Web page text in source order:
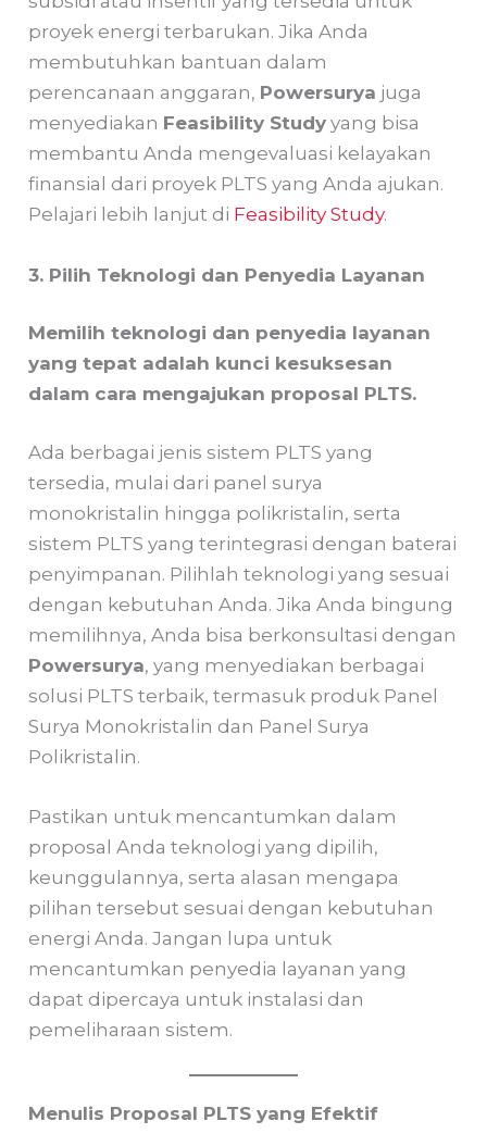
proyek energi terbarukan. Jika Anda
membutuhkan bantuan dalam
perencanaan anggaran, Powersurya juga
menyediakan Feasibility Study yang bisa
membantu Anda mengevaluasi kelayakan
finansial dari proyek PLTS yang Anda ajukan.
Pelajari lebih lanjut di Feasibility Study.
3. Pilih Teknologi dan Penyedia Layanan
Memilih teknologi dan penyedia layanan
yang tepat adalah kunci kesuksesan
dalam cara mengajukan proposal PLTS.
Ada berbagai jenis sistem PLTS yang
tersedia, mulai dari panel surya
monokristalin hingga polikristalin, serta
sistem PLTS yang terintegrasi dengan baterai
penyimpanan. Pilihlah teknologi yang sesuai
dengan kebutuhan Anda. Jika Anda bingung
memilihnya, Anda bisa berkonsultasi dengan
Powersurya, yang menyediakan berbagai
solusi PLTS terbaik, termasuk produk Panel
Surya Monokristalin dan Panel Surya
Polikristalin.
Pastikan untuk mencantumkan dalam
proposal Anda teknologi yang dipilih,
keunggulannya, serta alasan mengapa
pilihan tersebut sesuai dengan kebutuhan
energi Anda. Jangan lupa untuk
mencantumkan penyedia layanan yang
dapat dipercaya untuk instalasi dan
pemeliharaan sistem.
Menulis Proposal PLTS yang Efektif